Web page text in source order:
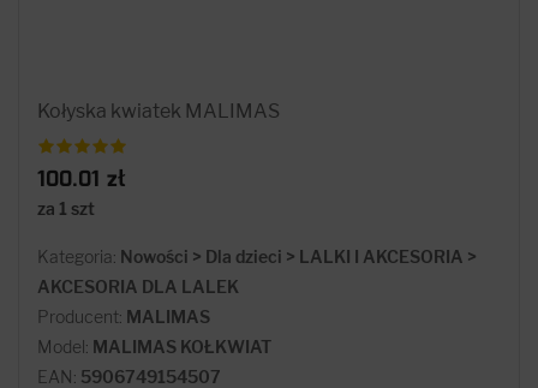
Kołyska kwiatek MALIMAS
100.01 zł
za 1 szt
Kategoria: Nowości > Dla dzieci > LALKI I AKCESORIA >
AKCESORIA DLA LALEK
Producent: MALIMAS
Model: MALIMAS KOŁKWIAT
EAN: 5906749154507